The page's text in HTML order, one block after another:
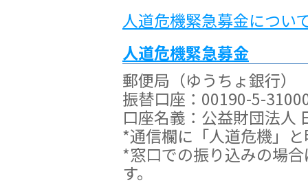
人道危機緊急募金につい
人道危機緊急募金
郵便局（ゆうちょ銀行）
振替口座：00190-5-
口座名義：公益財団法人
*通信欄に「人道危機」
*窓口での振り込みの場
す。